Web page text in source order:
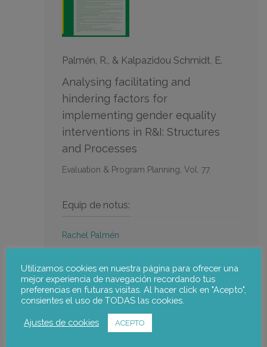
Palmén, R., & Kalpazidou Schmidt, E.
Analysing facilitating and
hindering factors for
implementing gender equality
interventions in R&I: Structures
and Processes
Evaluation & Program Planning, Vol. 77.
Equip de notus:
Rachel Palmén
Anar a la publicació
Utilizamos cookies en nuestra página para ofrecer una
mejor experiencia de navegación recordando tus
preferencias en futuras visitas. Al hacer click en "Acepto",
consientes el uso de TODAS las cookies.
Ajustes de cookies ACEPTO